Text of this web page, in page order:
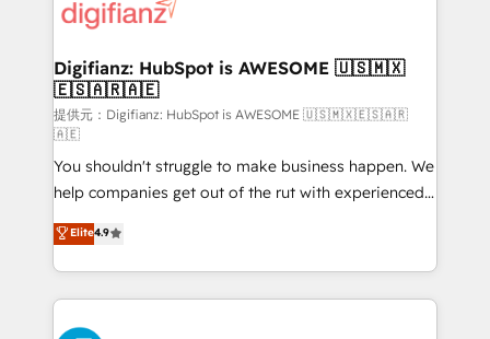
supercharge revenue operations Key services: • CRM
Transformation / Web Development • RevOps &
Sales Consulting • Marketing Automation What
makes us different? 🚀 Top 0.5% of global HubSpot
agencies ⚙️ The strongest technical ability and
integration capabilities 💼 Consultative, long-term
partners who will embed ourselves into your
business, processes and systems 🏢 We specialise in
working with mid-market and enterprise
organisations, global organisations and those with
complex use cases 🏆 CRM Implementation,
Platform Enablement, Custom Integration and
Digifianz: HubSpot is AWESOME 🇺🇸🇲🇽
🇪🇸🇦🇷🇦🇪
提供元：Digifianz: HubSpot is AWESOME 🇺🇸🇲🇽🇪🇸🇦🇷
🇦🇪
You shouldn't struggle to make business happen. We
help companies get out of the rut with experienced,
process-oriented teams implementing HubSpot
Marketing, Sales, Service, CMS and Operations Hub,
so selling and actually engaging with your customers
feels easy and pain-free. We are a top ranked
HubSpot Elite Partner, winner of Rookie of the Year
Elite4.9